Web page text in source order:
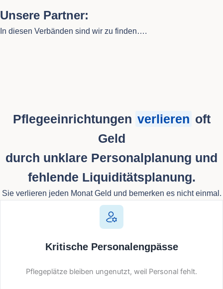
Unsere Partner:
In diesen Verbänden sind wir zu finden….
Pflegeeinrichtungen verlieren oft
Geld
durch unklare Personalplanung und
fehlende Liquiditätsplanung.
Sie verlieren jeden Monat Geld und bemerken es nicht einmal.
Kritische Personalengpässe
Pflegeplätze bleiben ungenutzt, weil Personal fehlt.